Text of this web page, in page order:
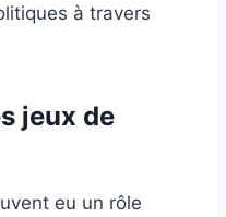
à travers
jeux de
eu un rôle